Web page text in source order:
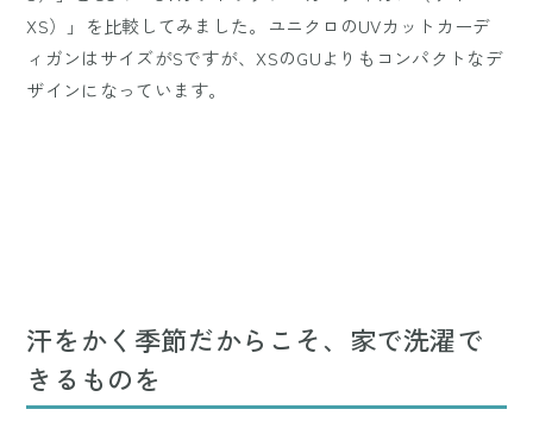
XS）」を比較してみました。ユニクロのUVカットカーデ
ィガンはサイズがSですが、XSのGUよりもコンパクトなデ
ザインになっています。
汗をかく季節だからこそ、家で洗濯で
きるものを